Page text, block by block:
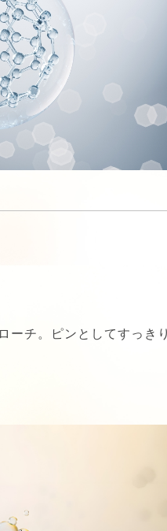
ーチ。ピンとしてすっき